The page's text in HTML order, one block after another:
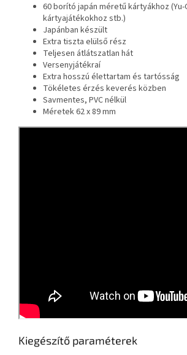
60 borító japán méretű kártyákhoz (Yu-
kártyajátékokhoz stb.)
Japánban készült
Extra tiszta elülső rész
Teljesen átlátszatlan hát
Versenyjátékraí
Extra hosszú élettartam és tartósság
Tökéletes érzés keverés közben
Savmentes, PVC nélkül
Méretek 62 x 89 mm
Kiegészítő paraméterek